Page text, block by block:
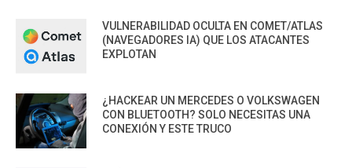
VULNERABILIDAD OCULTA EN COMET/ATLAS
(NAVEGADORES IA) QUE LOS ATACANTES
EXPLOTAN
¿HACKEAR UN MERCEDES O VOLKSWAGEN
CON BLUETOOTH? SOLO NECESITAS UNA
CONEXIÓN Y ESTE TRUCO